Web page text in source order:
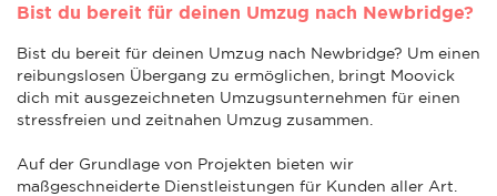
Bist du bereit für deinen Umzug nach Newbridge?
Bist du bereit für deinen Umzug nach Newbridge? Um einen
reibungslosen Übergang zu ermöglichen, bringt Moovick
dich mit ausgezeichneten Umzugsunternehmen für einen
stressfreien und zeitnahen Umzug zusammen.
Auf der Grundlage von Projekten bieten wir
maßgeschneiderte Dienstleistungen für Kunden aller Art.